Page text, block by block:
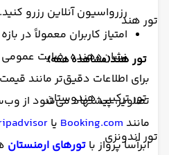
تور هند
تور هند(مشاهده همه)
تور ترکیبی هندوستان
تور اندونزی
رزرواسیون آنلاین رزرو کنید.
نشان‌دهنده رضایت
برای اطلاعات دقیق‌تر مانند
تصاویر، پیشنهاد می‌شود از
مانند Booking.com یا
ابرآسا پرواز با تورهای ارمنستان